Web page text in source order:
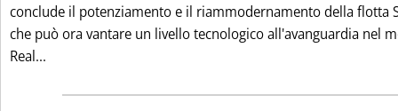
conclude il potenziamento e il riammodernamento della flotta
che può ora vantare un livello tecnologico all'avanguardia nel
Real...